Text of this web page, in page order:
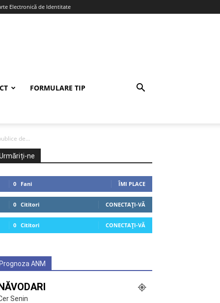
Electronică de Identitate
FORMULARE TIP
de...
ne
0 Fani ÎMI PLACE
0 Cititori CONECTAȚI-VĂ
0 Cititori CONECTAȚI-VĂ
Prognoza ANM
Senin